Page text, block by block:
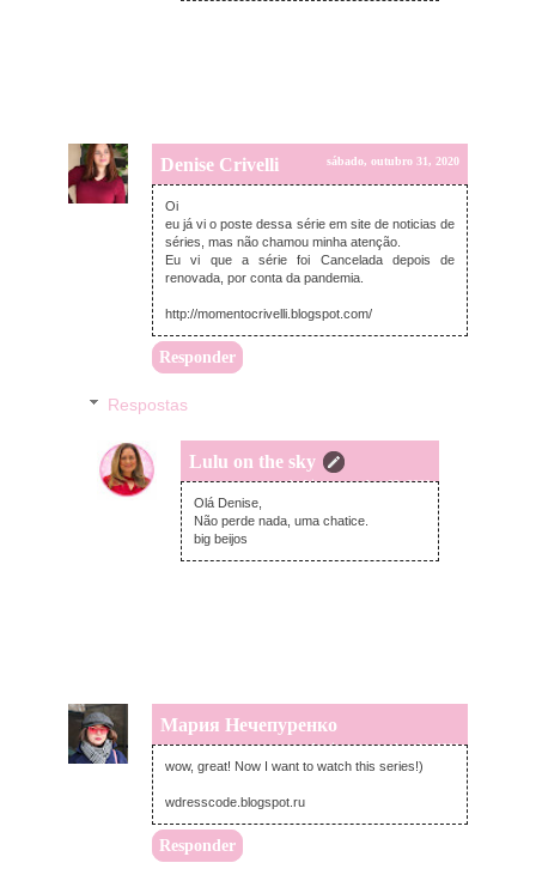
Denise Crivelli sábado, outubro 31, 2020
Oi
eu já vi o poste dessa série em site de noticias de
séries, mas não chamou minha atenção.
Eu vi que a série foi Cancelada depois de
renovada, por conta da pandemia.
http://momentocrivelli.blogspot.com/
Responder
Respostas
Lulu on the sky
segunda-feira, novembro 02, 2020
Olá Denise,
Não perde nada, uma chatice.
big beijos
Мария Нечепуренко
domingo, novembro 01, 2020
wow, great! Now I want to watch this series!)
wdresscode.blogspot.ru
Responder